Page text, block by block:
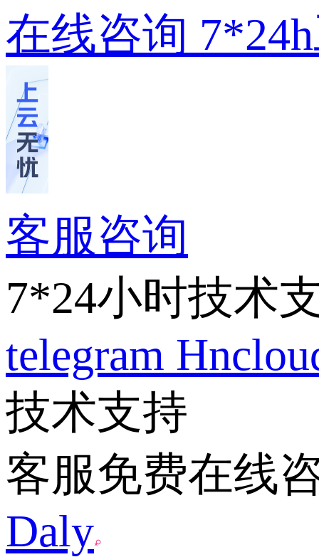
在线咨询
客服咨询
7*24小时技术
telegram
技术支持
客服免费在线
Daly